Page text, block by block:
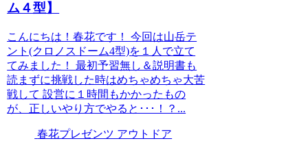
ム４型】
こんにちは！春花です！ 今回は山岳テ
ント(クロノスドーム4型)を１人で立て
てみました！ 最初予習無し＆説明書も
読まずに挑戦した時はめちゃめちゃ大苦
戦して 設営に１時間もかかったもの
が、正しいやり方でやると･･･！？...
春花プレゼンツ アウトドア